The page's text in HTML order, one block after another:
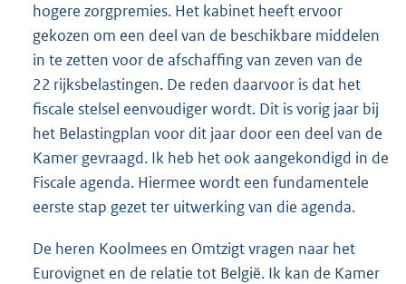
hogere zorgpremies. Het kabinet heeft ervoor
gekozen om een deel van de beschikbare middelen
in te zetten voor de afschaffing van zeven van de
22 rijksbelastingen. De reden daarvoor is dat het
fiscale stelsel eenvoudiger wordt. Dit is vorig jaar bij
het Belastingplan voor dit jaar door een deel van de
Kamer gevraagd. Ik heb het ook aangekondigd in de
Fiscale agenda. Hiermee wordt een fundamentele
eerste stap gezet ter uitwerking van die agenda.
De heren Koolmees en Omtzigt vragen naar het
Eurovignet en de relatie tot België. Ik kan de Kamer